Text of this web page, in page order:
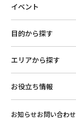
イベント
目的から探す
エリアから探す
お役立ち情報
お知らせお問い合わせ